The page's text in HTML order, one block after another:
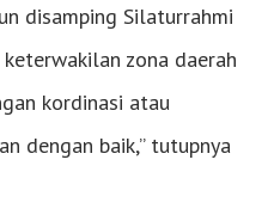
disamping Silaturrahmi
zona daerah
kordinasi atau
dengan baik,” tutupnya